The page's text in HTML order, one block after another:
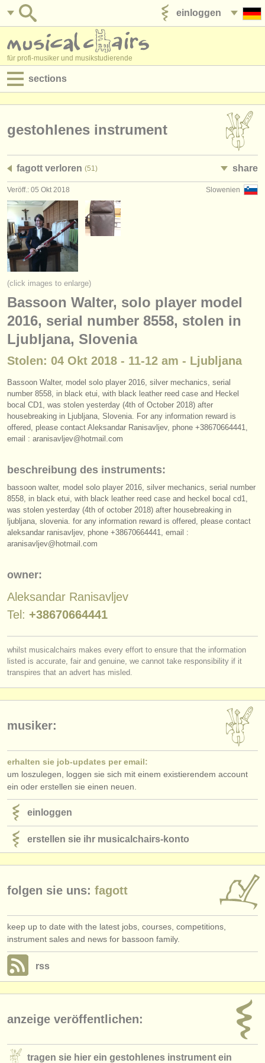
einloggen
für profi-musiker und musikstudierende
sections
jobs - verwaltung
degree courses
kurse
musikwettbewerbe
instrumentenverkauf
gestohlene instrumente
verzeichnisse:
orchester
jugendorchester
musicalchairs:
über musicalchairs
kontakt
rss feeds
nachrichten in der klassischen musik
verlage:
ATSfaq
einloggen
gestohlenes instrument
fagott verloren (51) share
Slowenien
Veröff.: 05 Okt 2018
(click images to enlarge)
Bassoon Walter, solo player model
2016, serial number 8558, stolen in
Ljubljana, Slovenia
Stolen: 04 Okt 2018 - 11-12 am - Ljubljana
Bassoon Walter, model solo player 2016, silver mechanics, serial
number 8558, in black etui, with black leather reed case and Heckel
bocal CD1, was stolen yesterday (4th of October 2018) after
housebreaking in Ljubljana, Slovenia. For any information reward is
offered, please contact Aleksandar Ranisavljev, phone +38670664441,
email : aranisavljev@hotmail.com
beschreibung des instruments:
bassoon walter, model solo player 2016, silver mechanics, serial number
8558, in black etui, with black leather reed case and heckel bocal cd1,
was stolen yesterday (4th of october 2018) after housebreaking in
ljubljana, slovenia. for any information reward is offered, please contact
aleksandar ranisavljev, phone +38670664441, email :
aranisavljev@hotmail.com
owner:
Aleksandar Ranisavljev
Tel: +38670664441
whilst musicalchairs makes every effort to ensure that the information
listed is accurate, fair and genuine, we cannot take responsibility if it
transpires that an advert has misled.
musiker:
erhalten sie job-updates per email:
um loszulegen, loggen sie sich mit einem existierendem account
ein oder erstellen sie einen neuen.
einloggen
erstellen sie ihr musicalchairs-konto
folgen sie uns: fagott
keep up to date with the latest jobs, courses, competitions,
instrument sales and news for bassoon family.
rss
anzeige veröffentlichen:
tragen sie hier ein gestohlenes instrument ein